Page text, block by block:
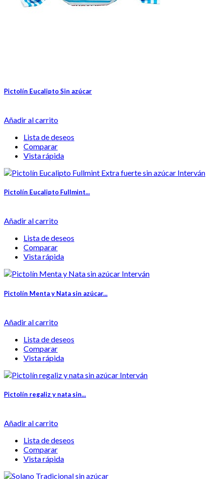
Pictolín Eucalipto Sin azúcar
Añadir al carrito
Lista de deseos
Comparar
Vista rápida
Pictolín Eucalipto Fullmint...
Añadir al carrito
Lista de deseos
Comparar
Vista rápida
Pictolín Menta y Nata sin azúcar...
Añadir al carrito
Lista de deseos
Comparar
Vista rápida
Pictolín regaliz y nata sin...
Añadir al carrito
Lista de deseos
Comparar
Vista rápida